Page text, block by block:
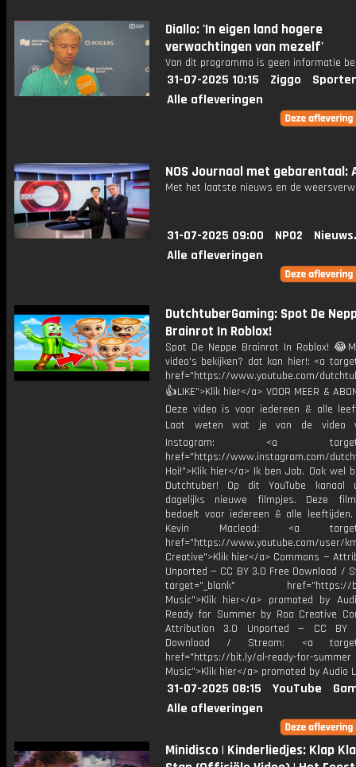
Diallo: 'In eigen land hogere
verwachtingen van mezelf'
Van dit programma is geen informatie
31-07-2025 10:15 Ziggo
Alle afleveringen
NOS Journaal met gebarentaal:
Met het laatste nieuws en de
31-07-2025 09:00 NPO2
Alle afleveringen
DutchtuberGaming: Spot De
Brainrot In Roblox!
Spot De Neppe Brainrot In Roblox!
video's bekijken? dat kan hier!: <a
href="https://www.youtube.com/
👍LIKE">Klik hier</a> VOOR MEER &
Deze video is voor iedereen & alle
Laat weten wat je van de video
Instagram: <a
href="https://www.instagram.com/
Hoi!">Klik hier</a> Ik ben Job. Ook wel
Dutchtuber! Op dit YouTube kanaal
dagelijks nieuwe filmpjes. Deze
bedoelt voor iedereen & alle
Kevin Macleod: <a
href="https://www.youtube.com/user/
Creative">Klik hier</a> Commons —
Unported — CC BY 3.0 Free Download /
target="_blank" href="https://
Music">Klik hier</a> promoted by
Ready for Summer by Roa Creative
Attribution 3.0 Unported — CC BY
Download / Stream: <a
href="https://bit.ly/al-ready-for-summer
Music">Klik hier</a> promoted by Audio
31-07-2025 08:15 YouTube
Alle afleveringen
Minidisco | Kinderliedjes: Klap